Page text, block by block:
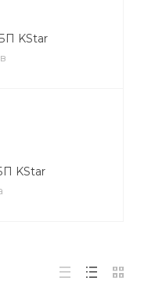
KStar
KStar